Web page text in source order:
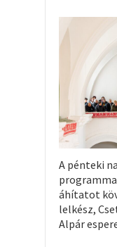
A pénteki
áhítatot
lelkész,
Alpár